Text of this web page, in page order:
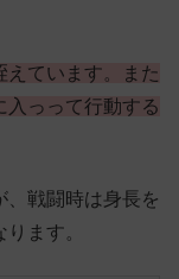
えています。また
入っって行動する
、戦闘時は身長を
ます。